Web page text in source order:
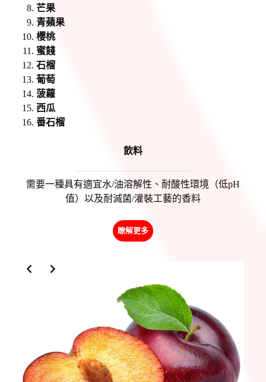
芒果
青蘋果
櫻桃
蜜餞
石榴
葡萄
菠蘿
西瓜
番石榴
飲料
需要一種具有適宜水/油溶解性、耐酸性環境（低pH
值）以及耐滅菌/灌裝工藝的香料
瞭解更多